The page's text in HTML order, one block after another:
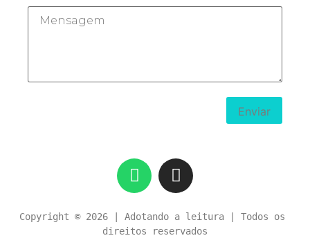
Copyright © 2026 | Adotando a leitura | Todos os
direitos reservados